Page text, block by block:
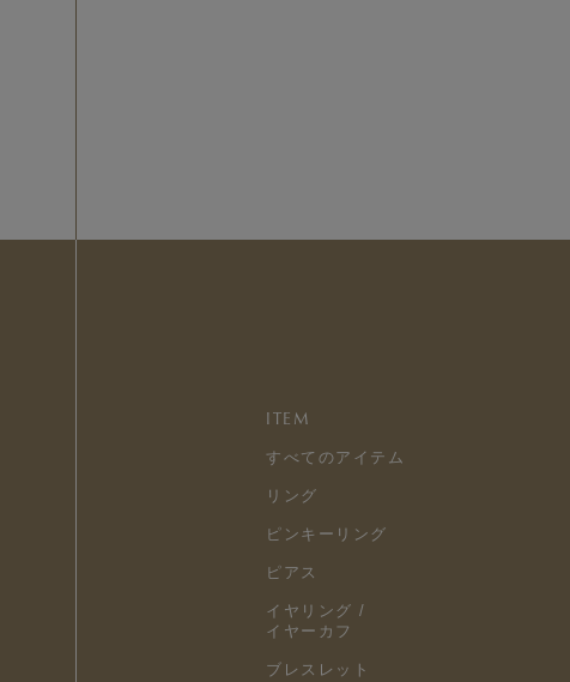
ITEM
すべてのアイテム
リング
ピンキーリング
ピアス
イヤリング /
イヤーカフ
ブレスレット